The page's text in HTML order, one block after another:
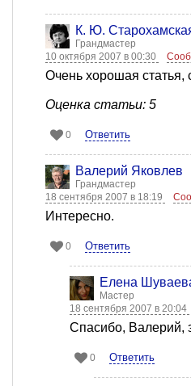
К. Ю.
Грандмастер
10 октября 2007 в 00:30
Очень хорошая статья,
Оценка статьи: 5
0 Ответить
Валерий Яковлев
Грандмастер
18 сентября 2007 в 18:19
Интересно.
0 Ответить
Елена
Мастер
18 сентября 2007 в 20:04
Спасибо, Валерий,
0 Ответить